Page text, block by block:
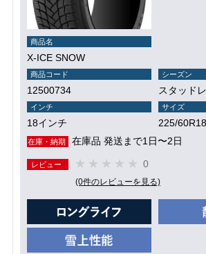
商品名
X-ICE SNOW
商品コード
12500734
シーズン
スタッド
インチ
18インチ
サイズ
225/60R18
在庫・納期 在庫品 発送まで1日〜2日
レビュー 0
(0件のレビューを見る)